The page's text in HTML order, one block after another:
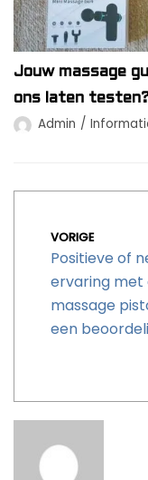
Jouw massage
ons laten
Admin
VORIGE
Positieve of
ervaring met
massage
een